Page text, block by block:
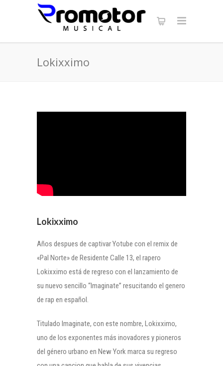
Lokixximo
Lokixximo
Años despues de captivar Yotube con el remix de
«Pal Norte» de Residente Calle 13, el rapero
Lokixximo está de regreso con el lanzamiento de
su nuevo sencillo “Imaginate” resucitando el genero
de rap en español.
Titulado Imaginate, con este nombre, Lokixximo,
uno de los exponentes más inovadores y pioneros
del género urbano en New York marca su regreso